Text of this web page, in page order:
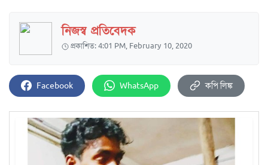
নিজস্ব প্রতিবেদক
প্রকাশিত: 4:01 PM, February 10, 2020
Facebook WhatsApp কপি লিঙ্ক